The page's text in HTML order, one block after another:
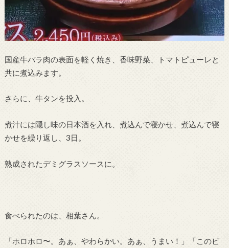
国産牛バラ肉の表面を軽く焼き、香味野菜、トマトピューレと
共に煮込みます。
さらに、牛タンを投入。
煮汁には隠し味の日本酒を入れ、煮込んで寝かせ、煮込んで寝
かせを繰り返し、3日。
熟成されたデミグラスソースに。
食べられたのは、相葉さん。
「ホロホロ〜。あぁ、やわらかい。あぁ、うまい！」「このビ